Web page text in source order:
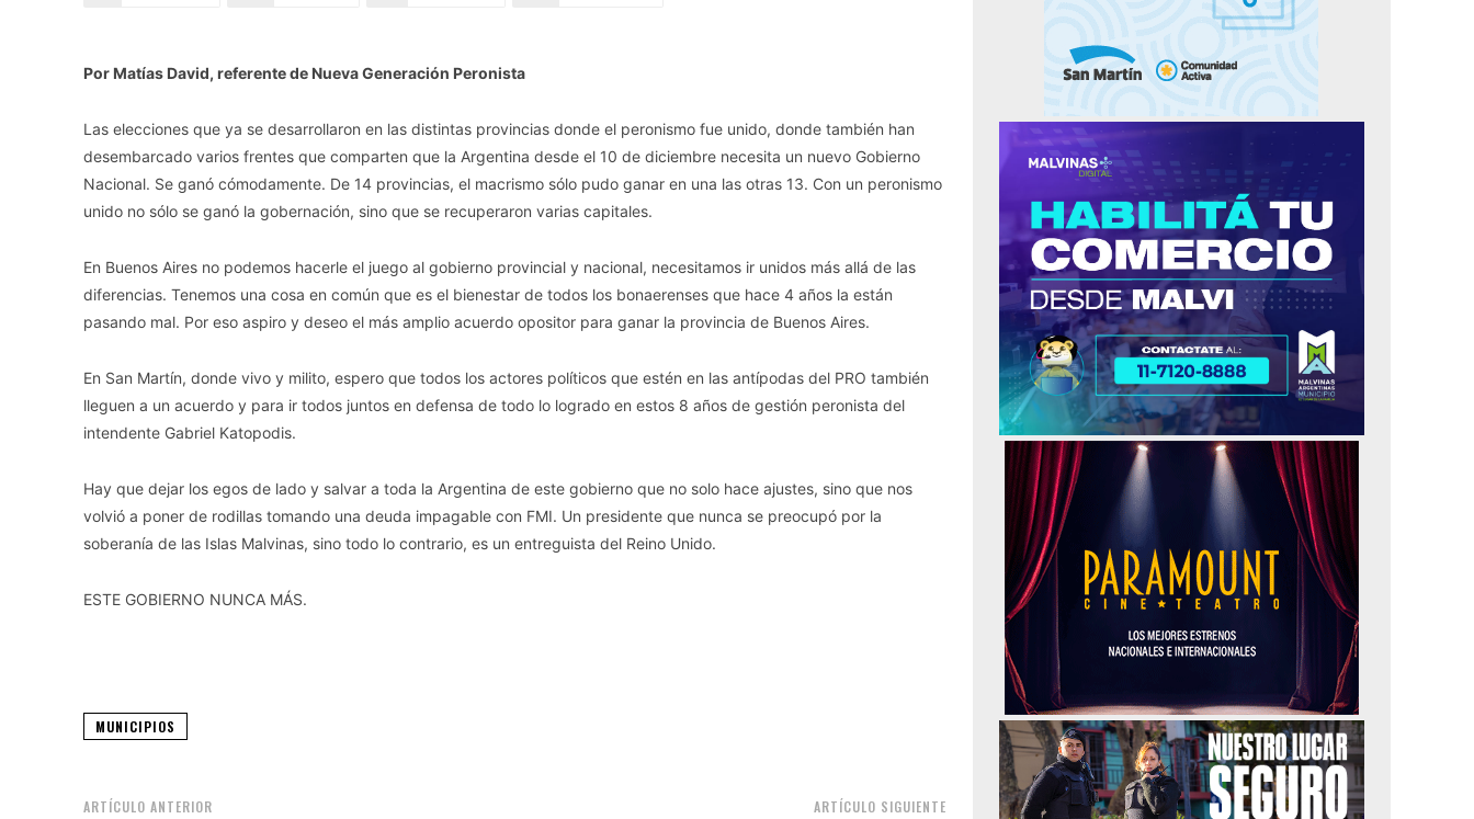
Por Matías David, referente de Nueva Generación Peronista
Las elecciones que ya se desarrollaron en las distintas provincias donde el peronismo fue unido, donde también han
desembarcado varios frentes que comparten que la Argentina desde el 10 de diciembre necesita un nuevo Gobierno
Nacional. Se ganó cómodamente. De 14 provincias, el macrismo sólo pudo ganar en una las otras 13. Con un peronismo
unido no sólo se ganó la gobernación, sino que se recuperaron varias capitales.
En Buenos Aires no podemos hacerle el juego al gobierno provincial y nacional, necesitamos ir unidos más allá de las
diferencias. Tenemos una cosa en común que es el bienestar de todos los bonaerenses que hace 4 años la están
pasando mal. Por eso aspiro y deseo el más amplio acuerdo opositor para ganar la provincia de Buenos Aires.
En San Martín, donde vivo y milito, espero que todos los actores políticos que estén en las antípodas del PRO también
lleguen a un acuerdo y para ir todos juntos en defensa de todo lo logrado en estos 8 años de gestión peronista del
intendente Gabriel Katopodis.
Hay que dejar los egos de lado y salvar a toda la Argentina de este gobierno que no solo hace ajustes, sino que nos
volvió a poner de rodillas tomando una deuda impagable con FMI. Un presidente que nunca se preocupó por la
soberanía de las Islas Malvinas, sino todo lo contrario, es un entreguista del Reino Unido.
ESTE GOBIERNO NUNCA MÁS.
MUNICIPIOS
ARTÍCULO ANTERIOR ARTÍCULO SIGUIENTE